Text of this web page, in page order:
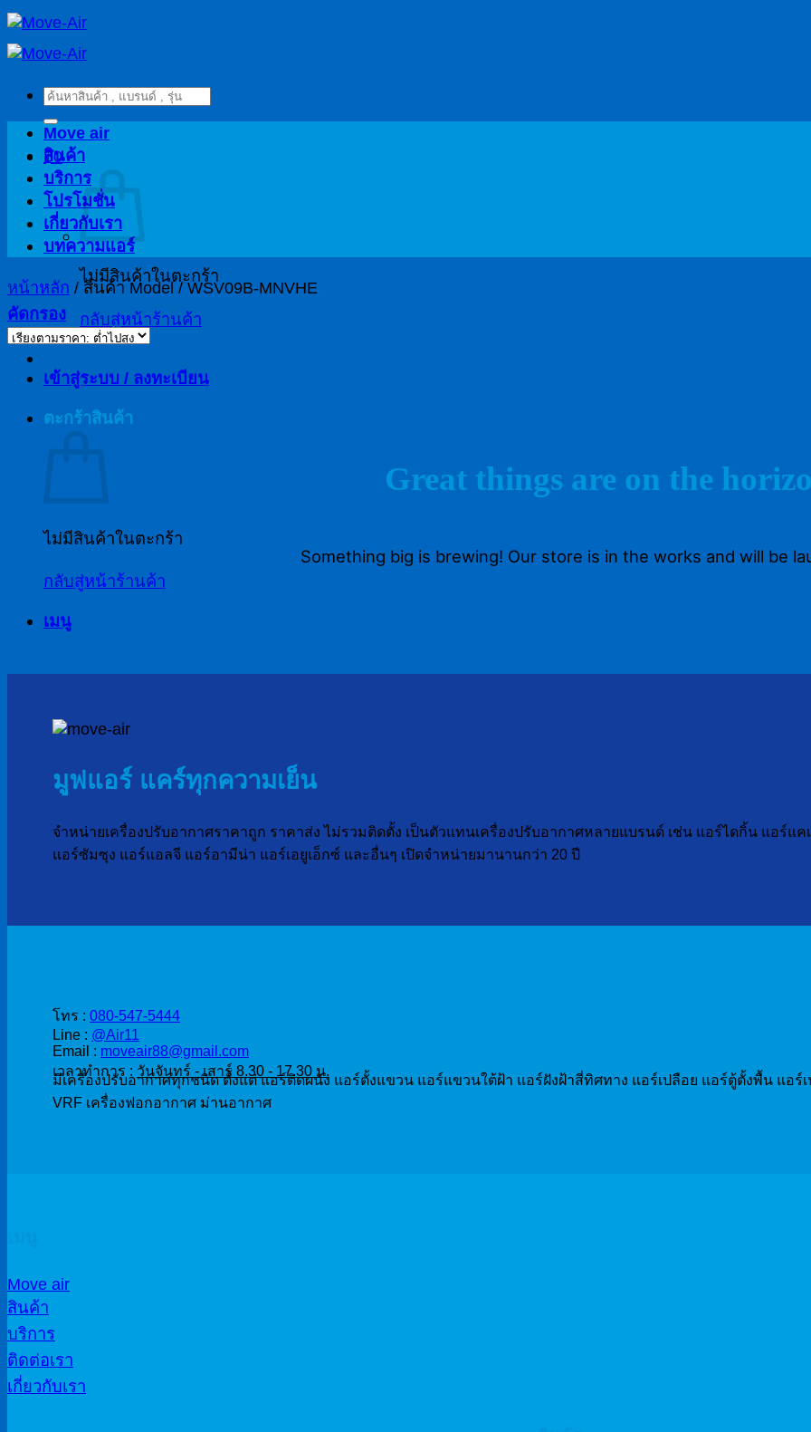
ข้าม
ไป
เนื้อหาค้นหา:
฿0
ไม่มีสินค้าในตะกร้า
กลับสู่หน้าร้านค้า
เข้าสู่ระบบ / ลงทะเบียน
ตะกร้าสินค้า
ไม่มีสินค้าในตะกร้า
กลับสู่หน้าร้านค้า
เมนู
Move air
สินค้า
บริการ
โปรโมชั่น
เกี่ยวกับเรา
บทความแอร์
หน้าหลัก / สินค้า Model/WSV09B-MNVHE
คัดกรอง
Great things are on the
Something big is brewing! Our store is in the works and will be
มูฟแอร์ แคร์ทุกความเย็น
จำหน่ายเครื่องปรับอากาศราคาถูก ราคาส่ง ไม่รวมติดตั้ง เป็นตัวแทนเครื่องปรับอากาศหลายแบรนด์ เช่น แอร์ไดกิ้น แอร์แค
แอร์ซัมซุง แอร์แอลจี แอร์อามีน่า แอร์เอยูเอ็กซ์ และอื่นๆ เปิดจำหน่ายมานานกว่า 20 ปี
ติดต่อสั่งซื้อ
โทร : 080-547-5444
Line : @Air11
Email : moveair88@gmail.com
เวลาทำการ : วันจันทร์ - เสาร์ 8.30 - 17.30 น.
มีเครื่องปรับอากาศทุกชนิด ตั้งแต่ แอร์ติดผนัง แอร์ตั้งแขวน แอร์แขวนใต้ฝ้า แอร์ฝังฝ้าสี่ทิศทาง แอร์เปลือย แอร์ตู้ตั้งพื้น แอร์
VRF เครื่องฟอกอากาศ ม่านอากาศ
Move air
สินค้า
บริการ
ติดต่อเรา
เกี่ยวกับเรา